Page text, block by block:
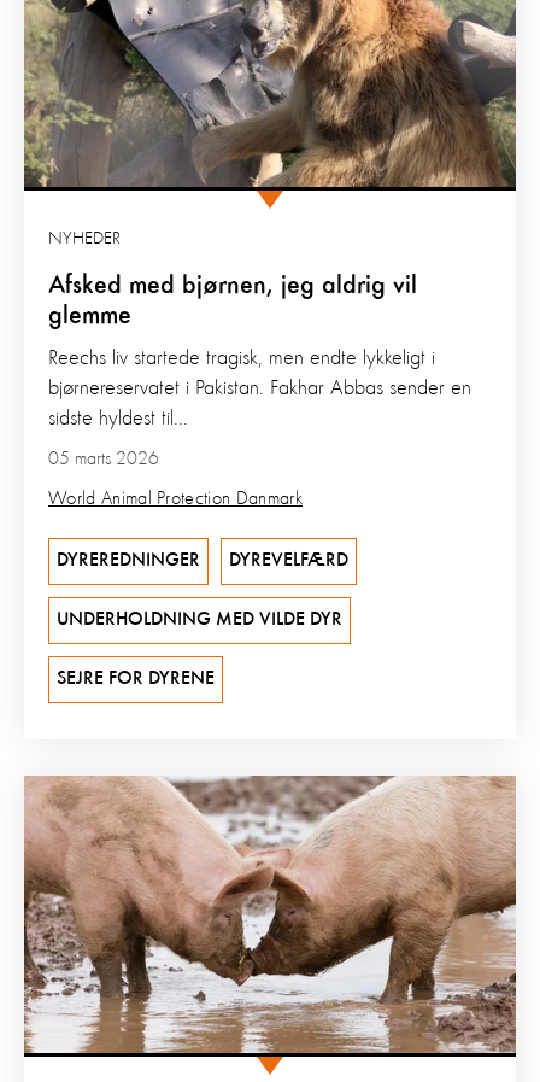
Afsked med bjørnen, jeg aldrig vil
glemme
NYHEDER
05 marts 2026
World Animal Protection Danmark
Reechs liv startede tragisk, men endte lykkeligt i
bjørnereservatet i Pakistan. Fakhar Abbas sender en
sidste hyldest til...
DYREREDNINGER DYREVELFÆRD
UNDERHOLDNING MED VILDE DYR
SEJRE FOR DYRENE